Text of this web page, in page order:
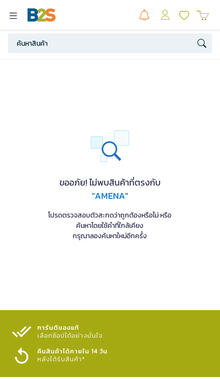
ขออภัย! ไม่พบสินค้าที่ตรงกับ
"AMENA"
โปรดตรวจสอบตัวสะกดว่าถูกต้องหรือไม่ หรือ
ค้นหาโดยใช้คำที่ใกล้เคียง
กรุณาลองค้นหาใหม่อีกครั้ง
การันตีของแท้
เลือกช้อปได้อย่างมั่นใจ​
คืนสินค้าได้ภายใน 14 วัน
หลังได้รับสินค้า*